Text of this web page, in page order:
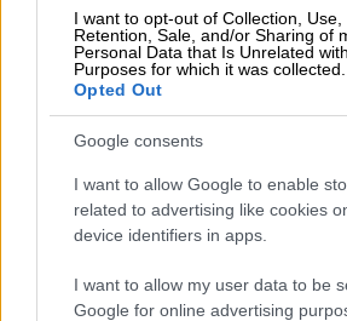
I want to opt-out of Collection, Use,
Retention, Sale, and/or Sharing of
Personal Data that Is Unrelated
Purposes for which it was collected.
Opted Out
Google consents
I want to allow Google to enable
related to advertising like cookies
device identifiers in apps.
I want to allow my user data to be
Google for online advertising
video